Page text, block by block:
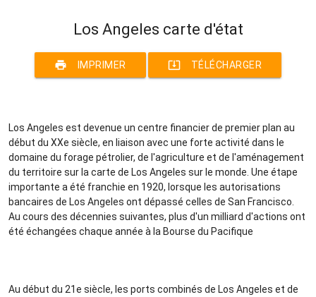
Los Angeles carte d'état
print IMPRIMER system_update_alt TÉLÉCHARGER
Los Angeles est devenue un centre financier de premier plan au
début du XXe siècle, en liaison avec une forte activité dans le
domaine du forage pétrolier, de l'agriculture et de l'aménagement
du territoire sur la carte de Los Angeles sur le monde. Une étape
importante a été franchie en 1920, lorsque les autorisations
bancaires de Los Angeles ont dépassé celles de San Francisco.
Au cours des décennies suivantes, plus d'un milliard d'actions ont
été échangées chaque année à la Bourse du Pacifique
Au début du 21e siècle, les ports combinés de Los Angeles et de